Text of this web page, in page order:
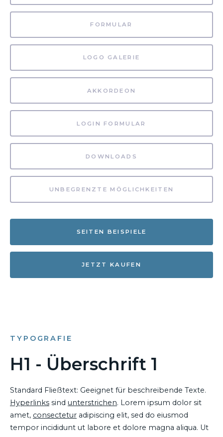
FORMULAR
LOGO GALERIE
AKKORDEON
LOGIN FORMULAR
DOWNLOADS
UNBEGRENZTE MÖGLICHKEITEN
SEITEN BEISPIELE
JETZT KAUFEN
TYPOGRAFIE
H1 - Überschrift 1
Standard Fließtext: Geeignet für beschreibende Texte.
Hyperlinks sind unterstrichen. Lorem ipsum dolor sit
amet, consectetur adipiscing elit, sed do eiusmod
tempor incididunt ut labore et dolore magna aliqua. Ut